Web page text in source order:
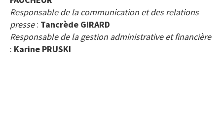
Responsable de la communication et des relations
presse: Tancrède GIRARD
Responsable de la gestion administrative et financière
: Karine PRUSKI